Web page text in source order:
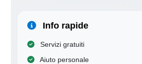
Info rapide
Servizi gratuiti
Aiuto personale